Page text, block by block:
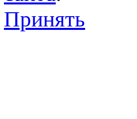
Принять